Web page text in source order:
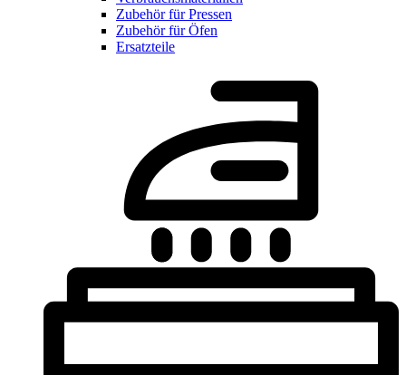
Zubehör für Pressen
Zubehör für Öfen
Ersatzteile